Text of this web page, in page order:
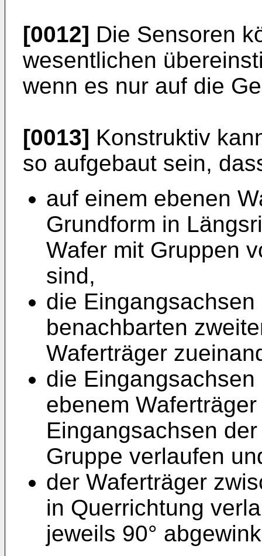
[0012] Die Sensoren
wesentlichen
wenn es nur auf die
[0013] Konstruktiv
so aufgebaut sein,
auf einem ebenen
Grundform in
Wafer mit Gruppen
sind,
die
benachbarten
Waferträger
die
ebenem
Eingangsachsen
Gruppe verlaufen
der Waferträger
in Querrichtung
jeweils 90°